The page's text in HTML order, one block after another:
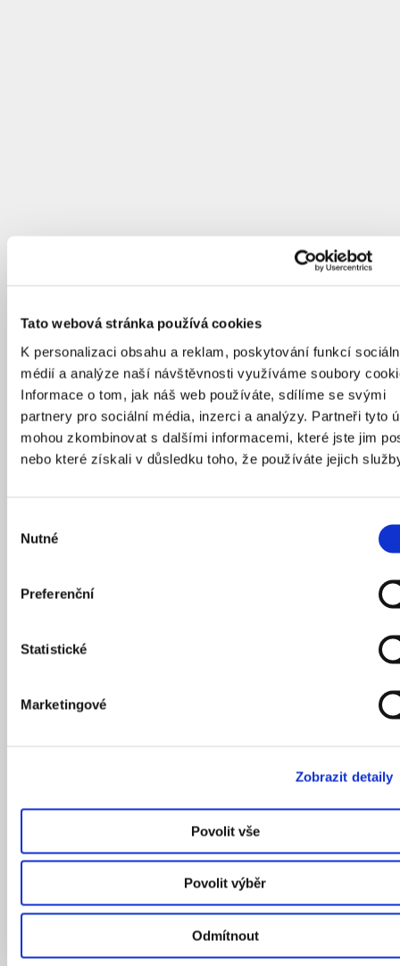
Tato webová stránka používá cookies
K personalizaci obsahu a reklam, poskytování funkcí
médií a analýze naší návštěvnosti využíváme soubory
Informace o tom, jak náš web používáte, sdílíme se svými
partnery pro sociální média, inzerci a analýzy. Partneři tyto
mohou zkombinovat s dalšími informacemi, které jste jim
nebo které získali v důsledku toho, že používáte jejich
souhlasu
Nutné
Preferenční
Statistické
Marketingové
Zobrazit detaily
Povolit vše
Povolit výběr
Odmítnout